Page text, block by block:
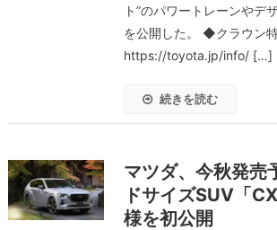
ト”のパワートレーンやデ
を公開した。 ◆クラウン
https://toyota.jp/info/ […]
続きを読む
マツダ、今秋発売
ドサイズSUV「
様を初公開